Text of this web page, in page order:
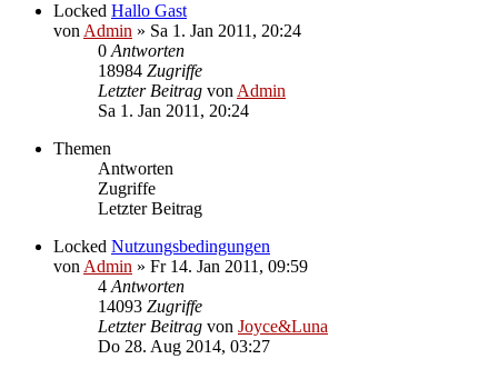
Locked Hallo Gast
von Admin » Sa 1. Jan 2011, 20:24
0 Antworten
18984 Zugriffe
Letzter Beitrag von Admin
Sa 1. Jan 2011, 20:24
Themen
Antworten
Zugriffe
Letzter Beitrag
Locked Nutzungsbedingungen
von Admin » Fr 14. Jan 2011, 09:59
4 Antworten
14093 Zugriffe
Letzter Beitrag von Joyce&Luna
Do 28. Aug 2014, 03:27